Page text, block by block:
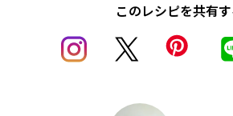
このレシピを共有